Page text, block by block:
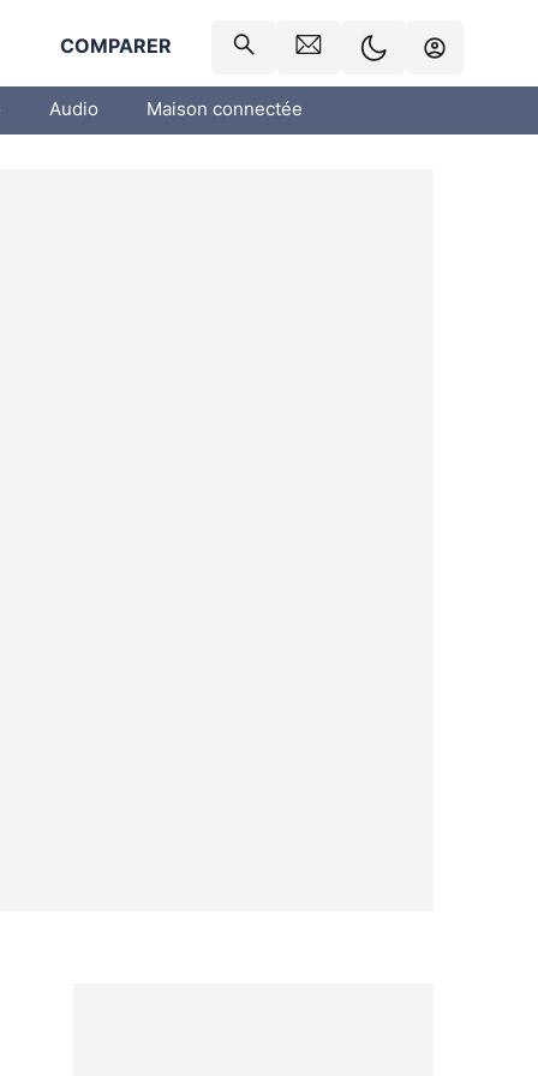
COMPARER
Audio Maison connectée